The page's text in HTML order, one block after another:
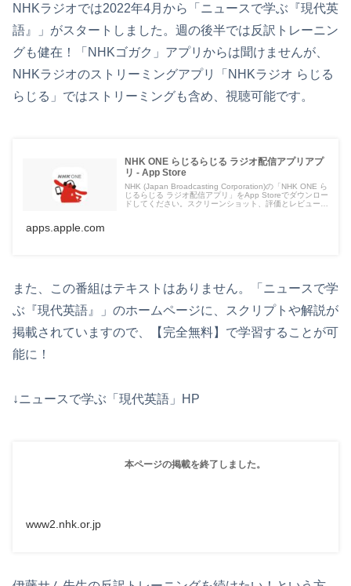
NHKラジオでは2022年4月から「ニュースで学ぶ『現代英
語』」がスタートしました。週の後半では反訳トレーニン
グも健在！「NHKゴガク」アプリからは聞けませんが、
NHKラジオのストリーミングアプリ「NHKラジオ らじる
らじる」ではストリーミングも含め、視聴可能です。
NHK ONE らじるらじる ラジオ配信アプリアプ
リ - App Store
NHK (Japan Broadcasting Corporation)の「NHK ONE ら
じるらじる ラジオ配信アプリ」をApp Storeでダウンロー
ドしてください。スクリーンショット、評価とレビュー、
apps.apple.com
また、この番組はテキストはありません。「ニュースで学
ぶ『現代英語』」のホームページに、スクリプトや解説が
掲載されていますので、【完全無料】で学習することが可
能に！
↓ニュースで学ぶ「現代英語」HP
本ページの掲載を終了しました。
www2.nhk.or.jp